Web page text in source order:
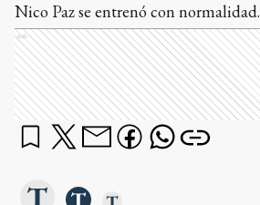
Nico Paz se entrenó con normalidad.
Ads